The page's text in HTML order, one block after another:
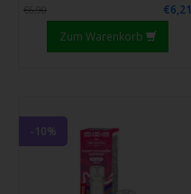
€6,90
€6,21
Zum Warenkorb
-10%